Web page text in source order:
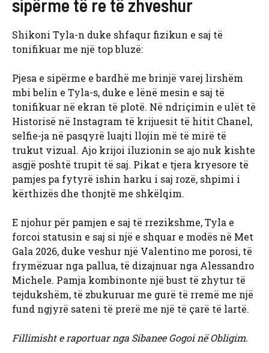
sipërme të re të zhveshur
Shikoni Tyla-n duke shfaqur fizikun e saj të
tonifikuar me një top bluzë:
Pjesa e sipërme e bardhë me brinjë varej lirshëm
mbi belin e Tyla-s, duke e lënë mesin e saj të
tonifikuar në ekran të plotë. Në ndriçimin e ulët të
Historisë në Instagram të krijuesit të hitit Chanel,
selfie-ja në pasqyrë luajti llojin më të mirë të
trukut vizual. Ajo krijoi iluzionin se ajo nuk kishte
asgjë poshtë trupit të saj. Pikat e tjera kryesore të
pamjes pa fytyrë ishin harku i saj rozë, shpimi i
kërthizës dhe thonjtë me shkëlqim.
E njohur për pamjen e saj të rrezikshme, Tyla e
forcoi statusin e saj si një e shquar e modës në Met
Gala 2026, duke veshur një Valentino me porosi, të
frymëzuar nga pallua, të dizajnuar nga Alessandro
Michele. Pamja kombinonte një bust të zhytur të
tejdukshëm, të zbukuruar me gurë të rremë me një
fund ngjyrë sateni të prerë me një të çarë të lartë.
Fillimisht e raportuar nga Sibanee Gogoi në Obligim.